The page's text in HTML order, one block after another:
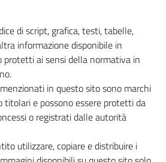
di script, grafica, testi, tabelle,
informazione disponibile in
protetti ai sensi della normativa in
in questo sito sono marchi
titolari e possono essere protetti da
o registrati dalle autorità
utilizzare, copiare e distribuire i